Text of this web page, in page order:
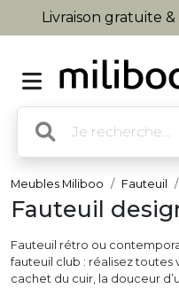
Livraison gratuite
Meubles Miliboo Fauteuil
Fauteuil
Fauteuil rétro ou
fauteuil club : réalisez toutes
cachet du cuir, la douceur